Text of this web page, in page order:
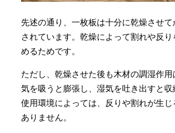
先述の通り、一枚板は十分に乾燥させ
されています。乾燥によって割れや反
めるためです。
ただし、乾燥させた後も木材の調湿作
気を吸うと膨張し、湿気を吐き出すと
使用環境によっては、反りや割れが生
ありません。